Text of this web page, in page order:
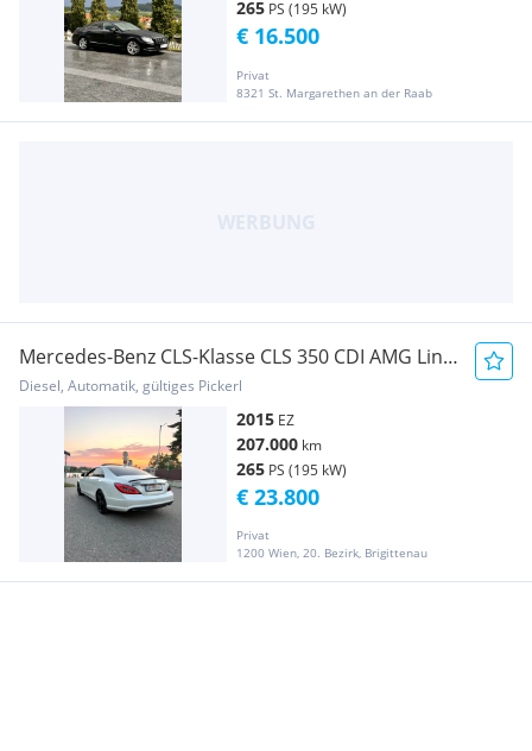
265 PS (195 kW)
Privat
8321 St. Margarethen an der Raab
€ 16.500
Mercedes-Benz CLS-Klasse CLS 350 CDI AMG Line
2015
Diesel, Automatik, gültiges Pickerl
2015 EZ
207.000 km
265 PS (195 kW)
Privat
1200 Wien, 20. Bezirk, Brigittenau
€ 23.800